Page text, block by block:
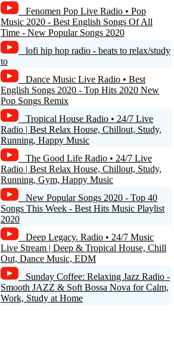
Fenomen Pop Live Radio • Pop
Music 2020 - Best English Songs Of All
Time - New Popular Songs 2020
lofi hip hop radio - beats to relax/study
to
Dance Music Live Radio • Best
English Songs 2020 - Top Hits 2020 New
Pop Songs Remix
Tropical House Radio • 24/7 Live
Radio | Best Relax House, Chillout, Study,
Running, Happy Music
The Good Life Radio • 24/7 Live
Radio | Best Relax House, Chillout, Study,
Running, Gym, Happy Music
New Popular Songs 2020 - Top 40
Songs This Week - Best Hits Music Playlist
2020
Deep Legacy. Radio • 24/7 Music
Live Stream | Deep & Tropical House, Chill
Out, Dance Music, EDM
Sunday Coffee: Relaxing Jazz Radio -
Smooth JAZZ & Soft Bossa Nova for Calm,
Work, Study at Home